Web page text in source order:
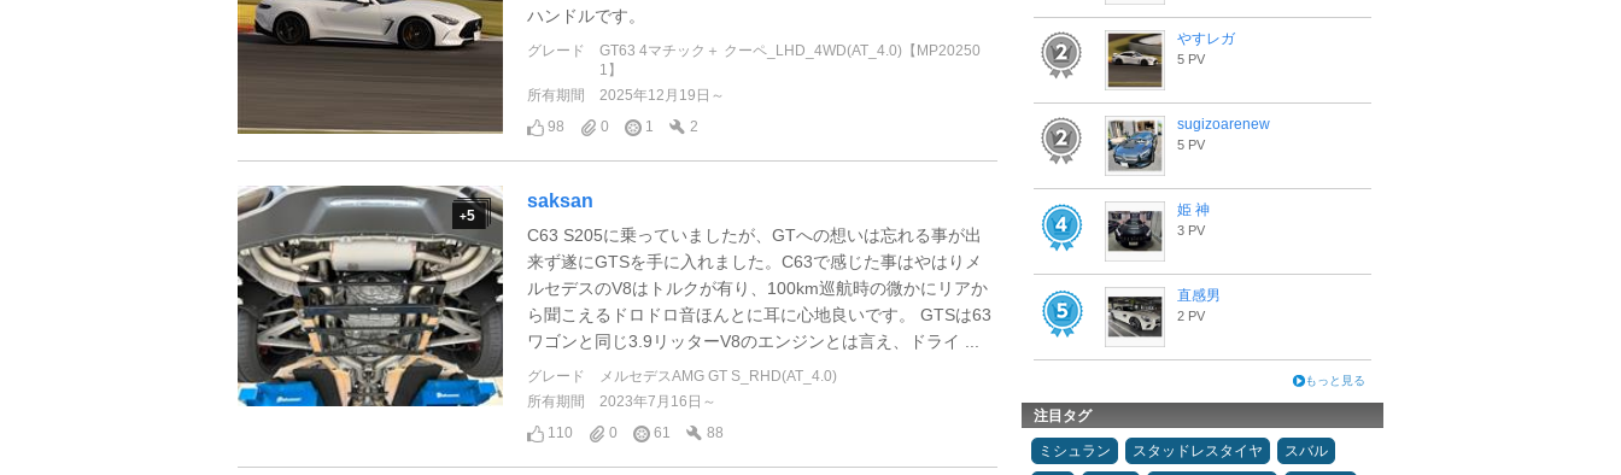
ハンドルです。
グレード
GT63 4マチック＋ クーペ_LHD_4WD(AT_4.0)【MP20250
1】
所有期間
2025年12月19日～
98
0 1 2
+5
saksan
C63 S205に乗っていましたが、GTへの想いは忘れる事が出
来ず遂にGTSを手に入れました。C63で感じた事はやはりメ
ルセデスのV8はトルクが有り、100km巡航時の微かにリアか
ら聞こえるドロドロ音ほんとに耳に心地良いです。 GTSは63
ワゴンと同じ3.9リッターV8のエンジンとは言え、ドライ ...
グレード
メルセデスAMG GT S_RHD(AT_4.0)
所有期間
2023年7月16日～
110
0 61 88
やすレガ
5 PV
sugizoarenew
5 PV
姫 神
3 PV
直感男
2 PV
もっと見る
注目タグ
ミシュラン スタッドレスタイヤ
スバル